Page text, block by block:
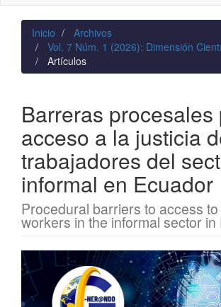
Inicio
Archivos
Vol. 7 Núm. 1 (2026): Dimensión
Artículos
Barreras procesales
acceso a la justicia
trabajadores del
informal en Ecuador
Procedural barriers to access
workers in the informal sector
Barra
lateral